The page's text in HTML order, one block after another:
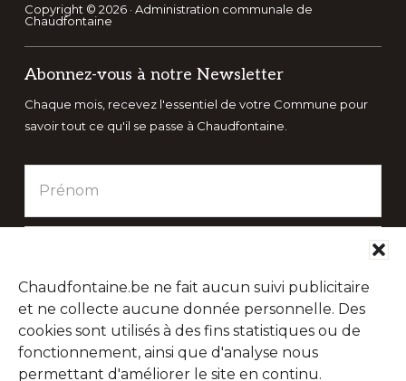
Chaudfontaine.be ne fait aucun suivi publicitaire
et ne collecte aucune donnée personnelle. Des
cookies sont utilisés à des fins statistiques ou de
fonctionnement, ainsi que d'analyse nous
permettant d'améliorer le site en continu.
site
Copyright © 2026 · Administration communale de
Chaudfontaine
Abonnez-vous à notre Newsletter
Chaque mois, recevez l'essentiel de votre Commune pour
savoir tout ce qu'il se passe à Chaudfontaine.